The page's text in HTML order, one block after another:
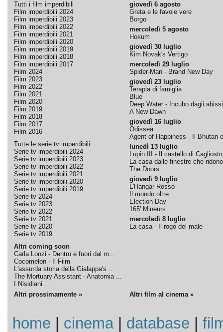
Tutti i film imperdibili
Film imperdibili 2024
Film imperdibili 2023
Film imperdibili 2022
Film imperdibili 2021
Film imperdibili 2020
Film imperdibili 2019
Film imperdibili 2018
Film imperdibili 2017
Film 2024
Film 2023
Film 2022
Film 2021
Film 2020
Film 2019
Film 2018
Film 2017
Film 2016
Tutte le serie tv imperdibili
Serie tv imperdibili 2024
Serie tv imperdibili 2023
Serie tv imperdibili 2022
Serie tv imperdibili 2021
Serie tv imperdibili 2020
Serie tv imperdibili 2019
Serie tv 2024
Serie tv 2023
Serie tv 2022
Serie tv 2021
Serie tv 2020
Serie tv 2019
Altri coming soon
Carla Lonzi - Dentro e fuori dal m...
Cocomelon - Il Film
L'assurda storia della Gialappa's ...
The Mortuary Assistant - Anatomia ...
I Nisidiani
giovedì 6 agosto
Greta e le favole vere
Borgo
mercoledì 5 agosto
Hokum
giovedì 30 luglio
Kim Novak's Vertigo
mercoledì 29 luglio
Spider-Man - Brand New Day
giovedì 23 luglio
Terapia di famiglia
Blue
Deep Water - Incubo dagli abissi
A New Dawn
giovedì 16 luglio
Odissea
Agent of Happiness - Il Bhutan
lunedì 13 luglio
Lupin III - Il castello di
La casa dalle finestre che ridono
The Doors
giovedì 9 luglio
L'Hangar Rosso
Il mondo oltre
Election Day
165' Mineurs
mercoledì 8 luglio
La casa - Il rogo del male
Altri prossimamente » Altri film al cinema »
home cinema| database